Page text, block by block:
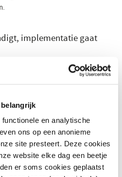
en analytische
ons op een anonieme
site presteert. Deze cookies
website elke dag een beetje
er soms cookies geplaatst
implementatie gaat
InZicht ooit om digitale
uitwisseling binnen de langdurige
en curatieve zorg. Binnen
en leveranciers aan de
eOverdracht 4.0. Die
elektronische overdracht
Het programma InZicht